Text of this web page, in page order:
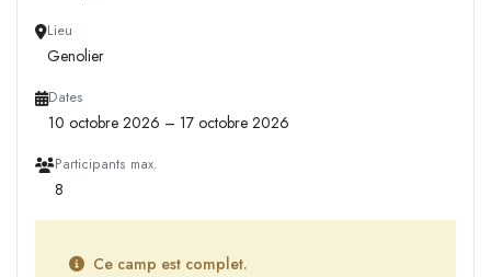
Lieu
Genolier
Dates
10 octobre 2026 – 17 octobre 2026
Participants max.
8
Ce camp est complet.